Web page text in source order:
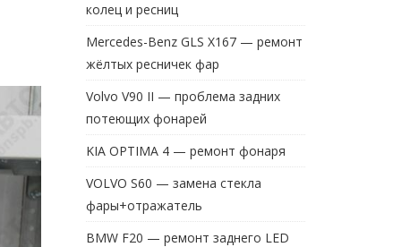
колец и ресниц
Mercedes-Benz GLS X167 — ремонт
жёлтых ресничек фар
Volvo V90 II — проблема задних
потеющих фонарей
KIA OPTIMA 4 — ремонт фонаря
VOLVO S60 — замена стекла
фары+отражатель
BMW F20 — ремонт заднего LED